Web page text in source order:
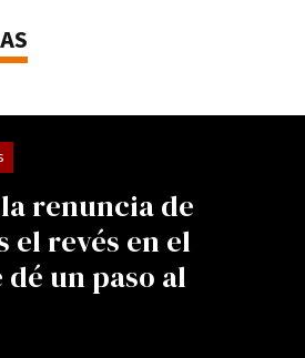
renuncia de
revés en el
dé un paso al